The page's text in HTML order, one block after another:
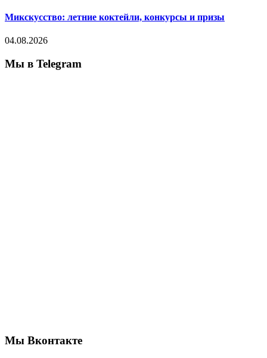
Микскусство: летние коктейли, конкурсы и призы
04.08.2026
Мы в Telegram
Мы Вконтакте